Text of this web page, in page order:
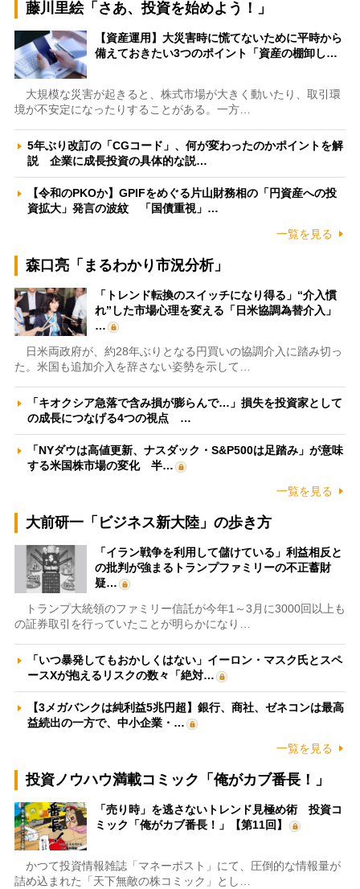
藤川里絵「さあ、投資を始めよう！」
【資産運用】大災害時に慌てないために平時から
備えておきたい3つのポイント「資産の棚卸し…
大規模な災害が起きると、株式市場が大きく動いたり、取引環
境が不安定になったりすることがある。一方…
5年ぶり改訂の「CGコード」、何が変わったのかポイントを解
説 企業に成長投資の具体的な説…
【令和のPKOか】GPIFをめぐる片山財務相の「円資産への投
資拡大」発言の波紋 「国債重視」…
一覧を見る
森口亮「まるわかり市況分析」
「トレンド転換のスイッチになり得る」“介入慣
れ”した市場心理を変える「日米協調為替介入」
…
日米両政府が、約28年ぶりとなる円買いの協調介入に踏み切っ
た。米国も追加介入を辞さない姿勢を示して…
「キオクシア急落で含み損が膨らんで…」損失を投資家として
の成長につなげる4つの視点 …
「NYダウは高値更新、ナスダック・S&P500は足踏み」が意味
する米国株市場の変化 半…
一覧を見る
大前研一「ビジネス新大陸」の歩き方
「イラン戦争を利用して儲けている」利益相反と
の批判が強まるトランプファミリーの不正蓄財
疑…
トランプ大統領のファミリー信託が今年1～3月に3000回以上も
の証券取引を行っていたことが明らかになり…
「いつ暴発してもおかしくはない」イーロン・マスク氏とスペ
ースXが抱えるリスクの数々「絶対…
【3メガバンクは純利益5兆円超】銀行、商社、ゼネコンは最高
益続出の一方で、中小企業・…
一覧を見る
投資ノウハウ満載コミック「俺がカブ番長！」
「売り時」を逃さないトレンド見極め術 投資コ
ミック「俺がカブ番長！」【第11回】
かつて投資情報雑誌「マネーポスト」にて、圧倒的な情報量が
詰め込まれた「天下無敵の株コミック」とし…